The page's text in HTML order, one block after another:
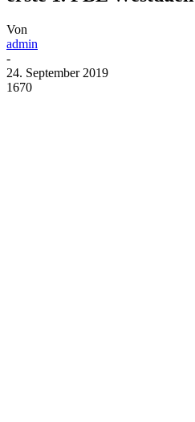
Von
admin
-
24. September 2019
1670